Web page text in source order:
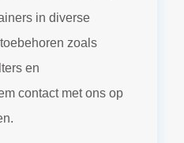
in diverse
zoals
en
contact met ons op